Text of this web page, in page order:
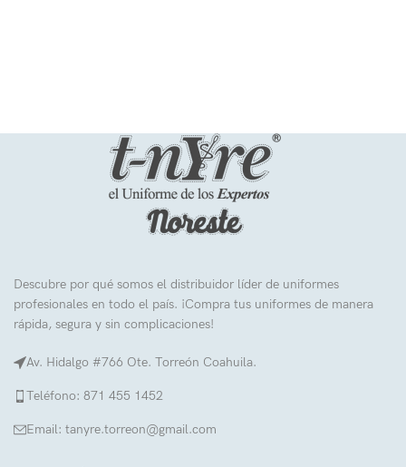
Descubre por qué somos el distribuidor líder de uniformes
profesionales en todo el país. ¡Compra tus uniformes de manera
rápida, segura y sin complicaciones!
Av. Hidalgo #766 Ote. Torreón Coahuila.
Teléfono: 871 455 1452
Email: tanyre.torreon@gmail.com